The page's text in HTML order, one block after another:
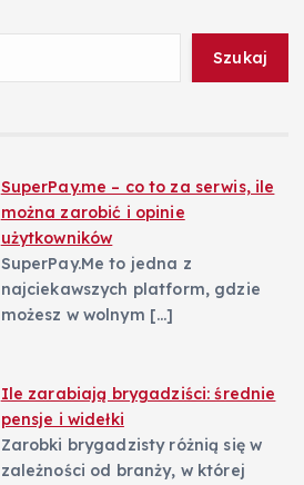
Szukaj
SuperPay.me – co to za serwis, ile
można zarobić i opinie
użytkowników
SuperPay.Me to jedna z
najciekawszych platform, gdzie
możesz w wolnym […]
Ile zarabiają brygadziści: średnie
pensje i widełki
Zarobki brygadzisty różnią się w
zależności od branży, w której